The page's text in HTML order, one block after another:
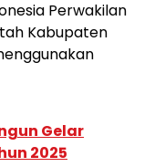
Perwakilan
Kabupaten
Gelar
2025